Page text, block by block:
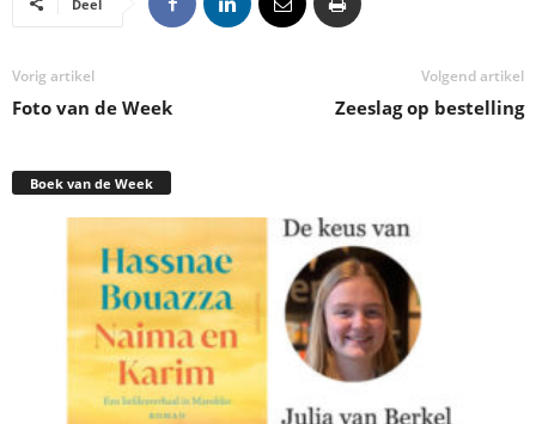
Deel
Vorig artikel
Foto van de Week
Volgend artikel
Zeeslag op bestelling
Boek van de Week